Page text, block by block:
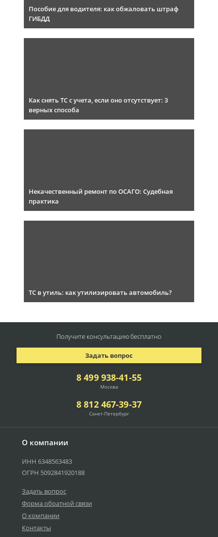
Пособие для водителя: как обжаловать штраф
ГИБДД
Как снять ТС с учета, если оно отсутствует: 3
верных способа
Некачественный ремонт по ОСАГО: Судебная
практика
ТС в утиль: как утилизировать автомобиль?
О компании
ИНН 6348563483
ОГРН 5092841920188
Задать вопрос
Форма обратной связи
О компании
Контакты
8 499 938-41-55
Москва
8 812 467-39-37
Санкт-Петербург
Задать вопрос
Получите консультациюбесплатно